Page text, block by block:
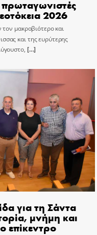
2026
μακροβιότερο και
και της ευρύτερης
[…]
για τη Σάντα
μνήμη και
επίκεντρο